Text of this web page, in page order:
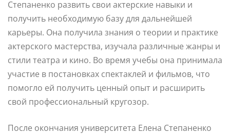
Степаненко развить свои актерские навыки и
получить необходимую базу для дальнейшей
карьеры. Она получила знания о теории и практике
актерского мастерства, изучала различные жанры и
стили театра и кино. Во время учебы она принимала
участие в постановках спектаклей и фильмов, что
помогло ей получить ценный опыт и расширить
свой профессиональный кругозор.
После окончания университета Елена Степаненко